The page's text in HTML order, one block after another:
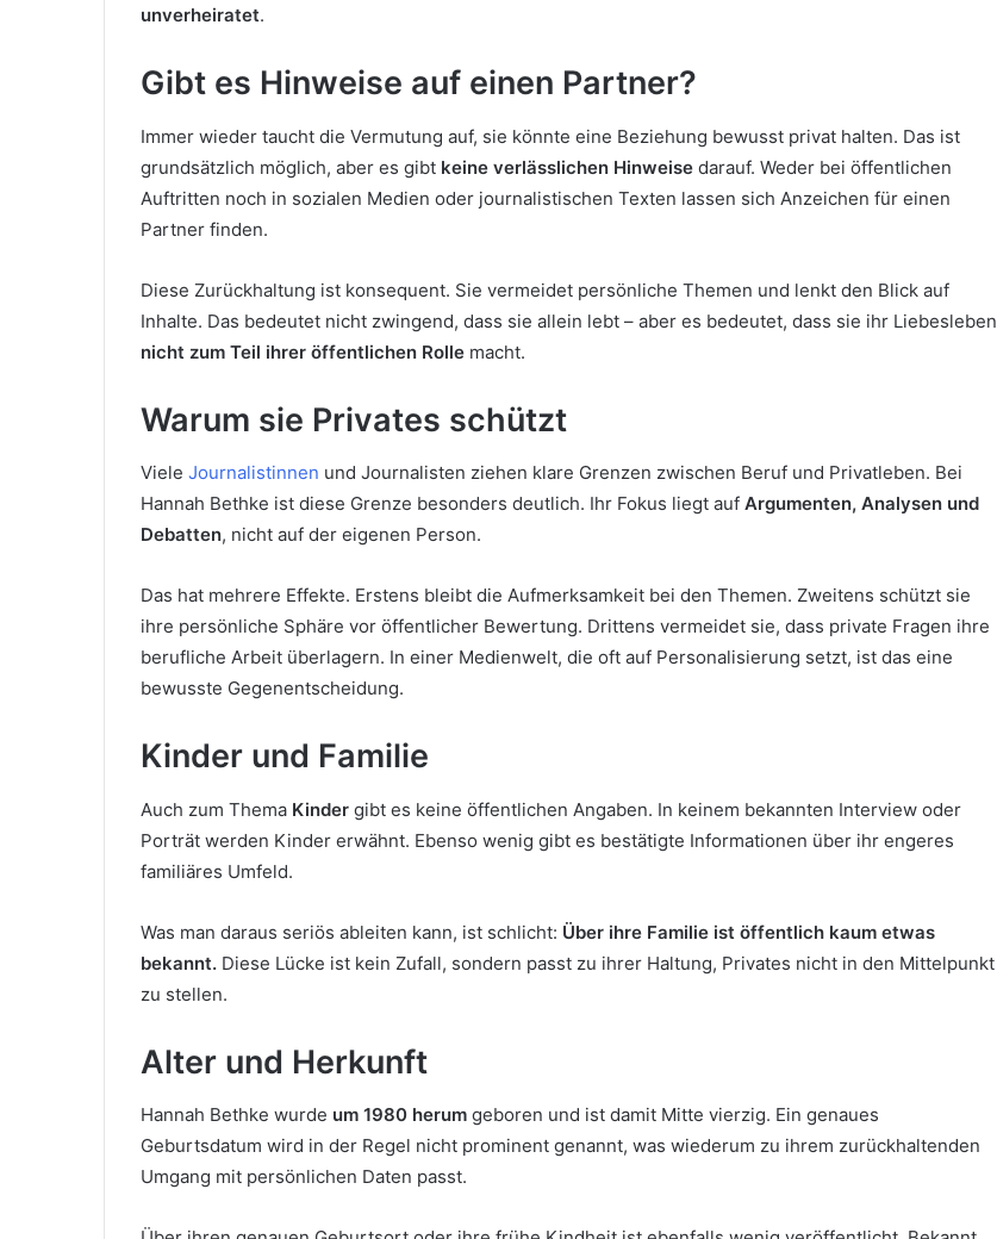
unverheiratet.
Gibt es Hinweise auf einen Partner?
Immer wieder taucht die Vermutung auf, sie könnte eine Beziehung bewusst privat halten. Das ist
grundsätzlich möglich, aber es gibt keine verlässlichen Hinweise darauf. Weder bei öffentlichen
Auftritten noch in sozialen Medien oder journalistischen Texten lassen sich Anzeichen für einen
Partner finden.
Diese Zurückhaltung ist konsequent. Sie vermeidet persönliche Themen und lenkt den Blick auf
Inhalte. Das bedeutet nicht zwingend, dass sie allein lebt – aber es bedeutet, dass sie ihr Liebesleben
nicht zum Teil ihrer öffentlichen Rolle macht.
Warum sie Privates schützt
Viele Journalistinnen und Journalisten ziehen klare Grenzen zwischen Beruf und Privatleben. Bei
Hannah Bethke ist diese Grenze besonders deutlich. Ihr Fokus liegt auf Argumenten, Analysen und
Debatten, nicht auf der eigenen Person.
Das hat mehrere Effekte. Erstens bleibt die Aufmerksamkeit bei den Themen. Zweitens schützt sie
ihre persönliche Sphäre vor öffentlicher Bewertung. Drittens vermeidet sie, dass private Fragen ihre
berufliche Arbeit überlagern. In einer Medienwelt, die oft auf Personalisierung setzt, ist das eine
bewusste Gegenentscheidung.
Kinder und Familie
Auch zum Thema Kinder gibt es keine öffentlichen Angaben. In keinem bekannten Interview oder
Porträt werden Kinder erwähnt. Ebenso wenig gibt es bestätigte Informationen über ihr engeres
familiäres Umfeld.
Was man daraus seriös ableiten kann, ist schlicht: Über ihre Familie ist öffentlich kaum etwas
bekannt. Diese Lücke ist kein Zufall, sondern passt zu ihrer Haltung, Privates nicht in den Mittelpunkt
zu stellen.
Alter und Herkunft
Hannah Bethke wurde um 1980 herum geboren und ist damit Mitte vierzig. Ein genaues
Geburtsdatum wird in der Regel nicht prominent genannt, was wiederum zu ihrem zurückhaltenden
Umgang mit persönlichen Daten passt.